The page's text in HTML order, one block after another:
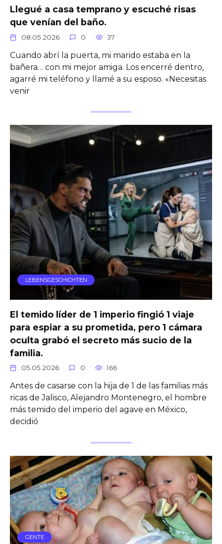
Llegué a casa temprano y escuché risas
que venían del baño.
08.05.2026 0 37
Cuando abrí la puerta, mi marido estaba en la
bañera… con mi mejor amiga. Los encerré dentro,
agarré mi teléfono y llamé a su esposo. «Necesitas
venir
LEBENSGESCHICHTEN
El temido líder de 1 imperio fingió 1 viaje
para espiar a su prometida, pero 1 cámara
oculta grabó el secreto más sucio de la
familia.
05.05.2026 0 166
Antes de casarse con la hija de 1 de las familias más
ricas de Jalisco, Alejandro Montenegro, el hombre
más temido del imperio del agave en México,
decidió
GENTE